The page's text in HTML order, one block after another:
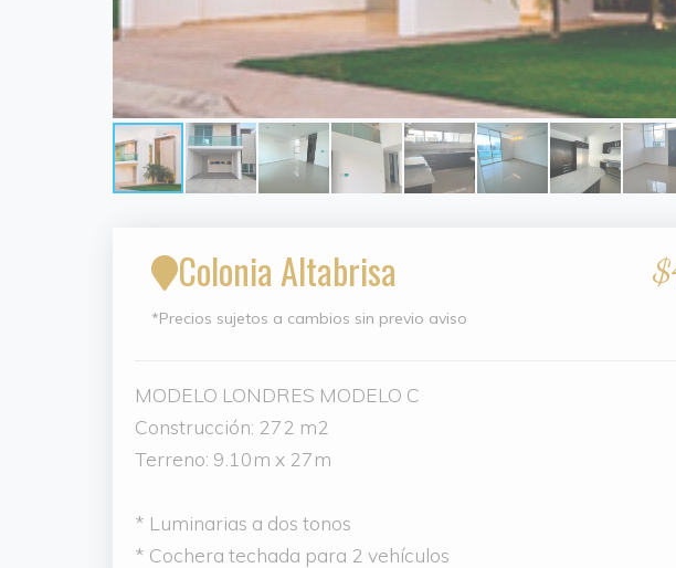
Colonia Altabrisa
*Precios sujetos a cambios sin previo aviso
MODELO LONDRES MODELO C
Construcción: 272 m2
Terreno: 9.10m x 27m
* Luminarias a dos tonos
* Cochera techada para 2 vehículos